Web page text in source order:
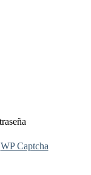
WP Captcha